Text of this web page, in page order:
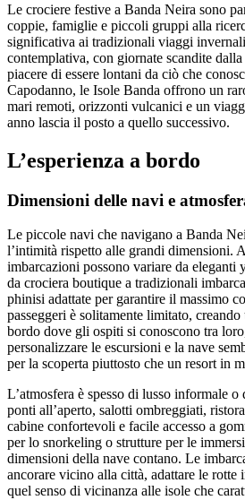
Le crociere festive a Banda Neira sono
coppie, famiglie e piccoli gruppi alla
significativa ai tradizionali viaggi
contemplativa, con giornate scandite
piacere di essere lontani da ciò che
Capodanno, le Isole Banda offrono un
mari remoti, orizzonti vulcanici e un
anno lascia il posto a quello successivo.
L’esperienza a bordo
Dimensioni delle navi e
Le piccole navi che navigano a Banda
l’intimità rispetto alle grandi dimensioni.
imbarcazioni possono variare da eleganti
da crociera boutique a tradizionali
phinisi adattate per garantire il massimo
passeggeri è solitamente limitato, creando
bordo dove gli ospiti si conoscono tra
personalizzare le escursioni e la nave
per la scoperta piuttosto che un resort in
L’atmosfera è spesso di lusso informale o
ponti all’aperto, salotti ombreggiati,
cabine confortevoli e facile accesso a
per lo snorkeling o strutture per le
dimensioni della nave contano. Le
ancorare vicino alla città, adattare le rotte
quel senso di vicinanza alle isole che